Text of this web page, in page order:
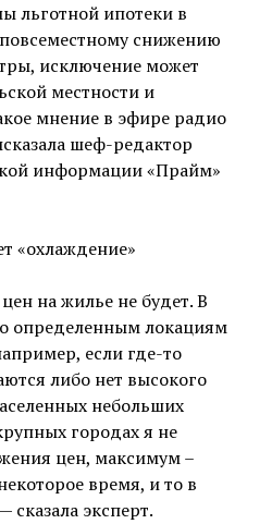
льготной ипотеки в
снижению
исключение может
местности и
мнение в эфире радио
шеф-редактор
информации «Прайм»
«охлаждение»
на жилье не будет. В
определенным локациям
если где-то
либо нет высокого
небольших
городах я не
цен, максимум –
время, и то в
эксперт.